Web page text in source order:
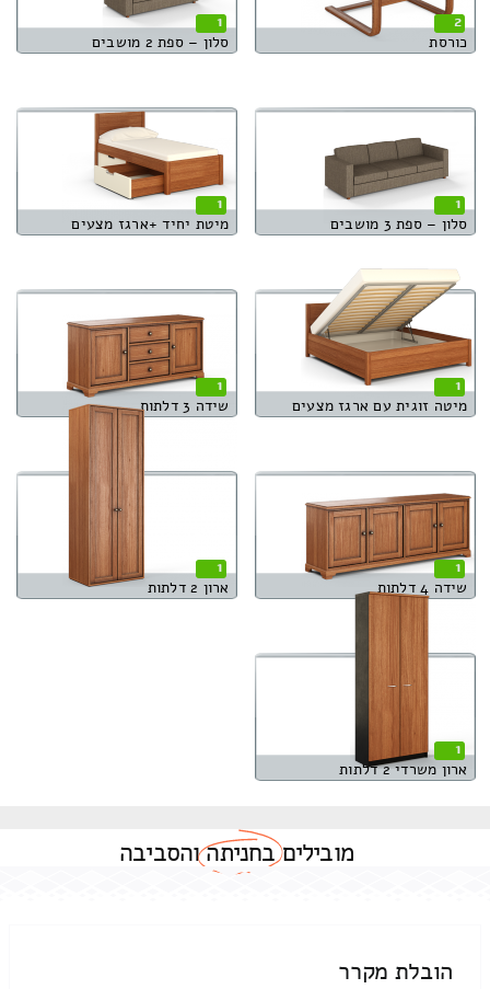
2
כורסת
1
סלון – ספת 2 מושבים
1
סלון – ספת 3 מושבים
1
מיטת יחיד +ארגז מצעים
1
מיטה זוגית עם ארגז מצעים
1
שידה 3 דלתות
1
שידה 4 דלתות
1
ארון 2 דלתות
1
ארון משרדי 2 דלתות
מוביליםבחניתהוהסביבה
הובלת מקרר